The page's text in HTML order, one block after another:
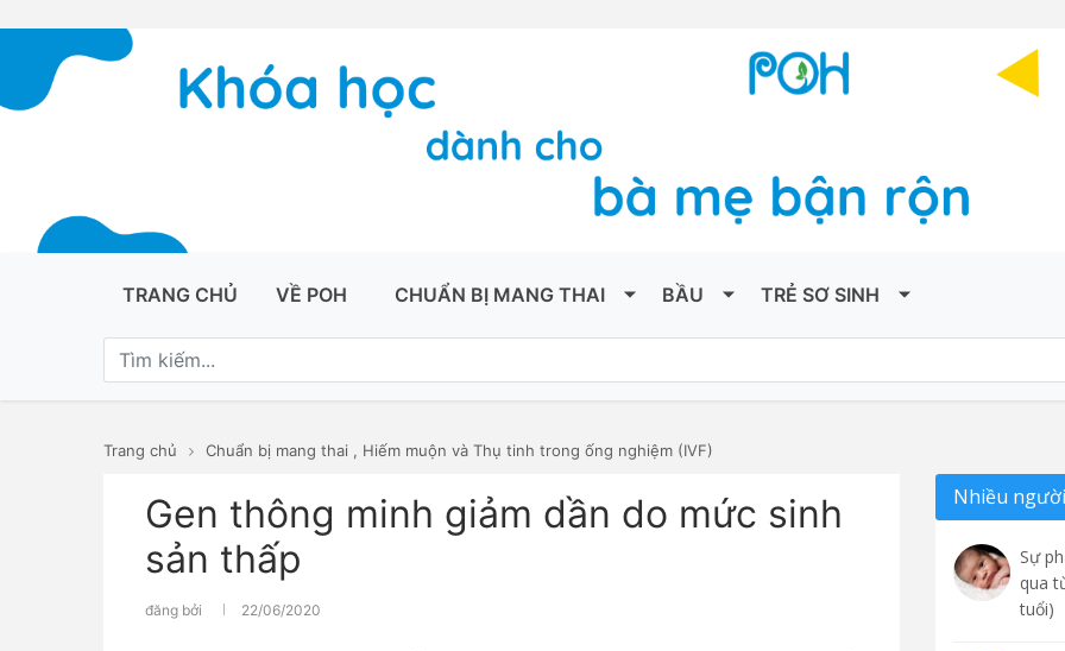
TRANG CHỦ VỀ POH CHUẨN BỊ MANG THAI BẦU TRẺ SƠ SINH
Trang chủ Chuẩn bị mang thai , Hiếm muộn và Thụ tinh trong ống nghiệm (IVF)
Gen thông minh giảm dần do mức sinh
sản thấp
đăng bởi 22/06/2020
Nhiều
Sự
qua
tuổi)